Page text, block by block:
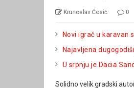
Krunoslav Ćosić 0
Novi igrač u karavan
Najavljena
U srpnju je Dacia
Solidno velik gradski